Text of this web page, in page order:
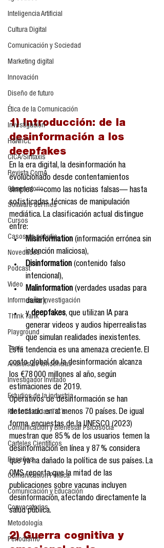
Inteligencia Artificial
Cultura Digital
Comunicación y Sociedad
Marketing digital
Innovación
Diseño de futuro
Ética de la Comunicación
Investigación
H&NhCL
CICA/Sintaxis
Revista ComA
Observatorio
Software del mes
Cursos
Casos de estudio
Novedades
Podcast
Video
Informes de investigación
Think Tank
Playground
Tesis
Análisis de tendencias
Investigador Invitado
Estudios de la industria
Filosofía de las TIC´s
Comunicación y Bienestar Psicosocia
Carteles Científicos
Reseñas
Comunicación Política
Comunicación y Educación
Convocatorias
Metodología
Periodismo
1) Introducción: de la
desinformación a los
deepfakes
En la era digital, la desinformación ha
evolucionado desde contentamientos
simples —como las noticias falsas— hasta
sofisticadas técnicas de manipulación
mediática. La clasificación actual distingue
entre:
Misinformation (información errónea sin
intención maliciosa),
Disinformation (contenido falso
intencional),
Malinformation (verdades usadas para
dañar),
y deepfakes, que utilizan IA para
generar videos y audios hiperrealistas
que simulan realidades inexistentes.
Esta tendencia es una amenaza creciente. El
costo global de la desinformación alcanza
los €78 000 millones al año, según
estimaciones de 2019.
Operativos de desinformación se han
detectado en al menos 70 países. De igual
forma, encuestas de la UNESCO (2023)
muestran que 85 % de los usuarios temen la
desinformación en línea y 87 % considera
que ya ha dañado la política de sus países. La
OMS reporta que la mitad de las
publicaciones sobre vacunas incluyen
desinformación, afectando directamente la
salud pública.
2) Guerra cognitiva y